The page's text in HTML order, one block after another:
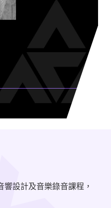
設計及音樂錄音課程，